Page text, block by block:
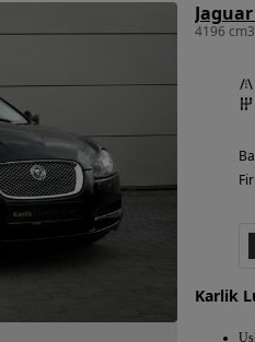
Jaguar
4196
Karlik